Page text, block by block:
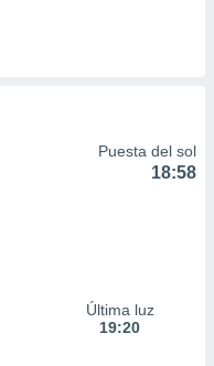
Puesta del sol
18:58
Última luz
19:20